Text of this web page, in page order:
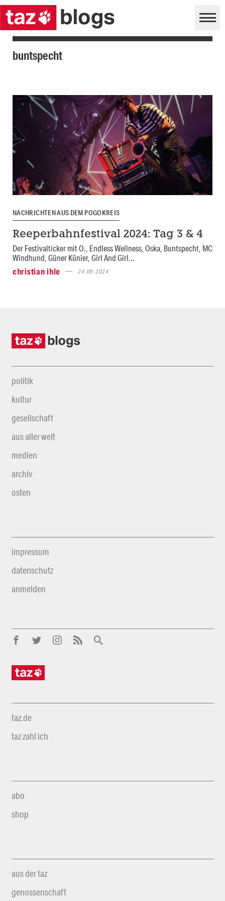
buntspecht
NACHRICHTEN AUS DEM POGOKREIS
Reeperbahnfestival 2024: Tag 3 & 4
Der Festivalticker mit O., Endless Wellness, Oska, Buntspecht, MC
Windhund, Güner Künier, Girl And Girl...
christian ihle
24.09.2024
politik
kultur
gesellschaft
aus aller welt
medien
archiv
osten
impressum
datenschutz
anmelden
taz.de
taz zahl ich
abo
shop
aus der taz
genossenschaft